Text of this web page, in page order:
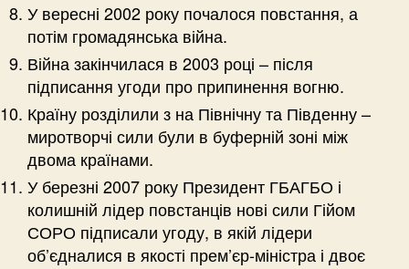
У вересні 2002 року почалося повстання, а
потім громадянська війна.
Війна закінчилася в 2003 році – після
підписання угоди про припинення вогню.
Країну розділили з на Північну та Південну –
миротворчі сили були в буферній зоні між
двома країнами.
У березні 2007 року Президент ГБАГБО і
колишній лідер повстанців нові сили Гійом
СОРО підписали угоду, в якій лідери
об’єдналися в якості прем’єр-міністра і двоє